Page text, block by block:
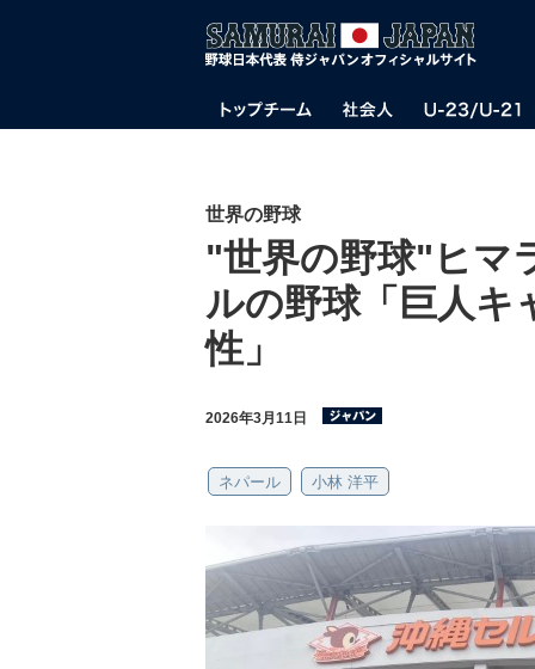
世界の野球
"世界の野球"ヒマ
ルの野球「巨人キ
性」
2026年3月11日
ネパール 小林 洋平